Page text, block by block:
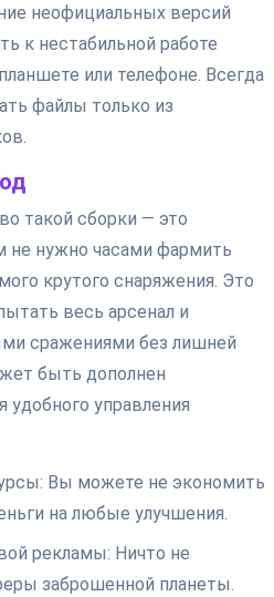
неофициальных версий
к нестабильной работе
или телефоне. Всегда
файлы только из
такой сборки — это
не нужно часами фармить
крутого снаряжения. Это
весь арсенал и
сражениями без лишней
быть дополнен
управления
Вы можете не экономить
на любые улучшения.
рекламы: Ничто не
заброшенной планеты.